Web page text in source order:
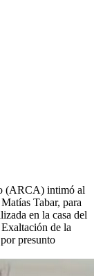
(ARCA) intimó al
Tabar, para
en la casa del
de la
presunto